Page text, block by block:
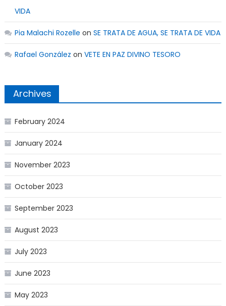
VIDA
Pia Malachi Rozelle on SE TRATA DE AGUA, SE TRATA DE VIDA
Rafael González on VETE EN PAZ DIVINO TESORO
Archives
February 2024
January 2024
November 2023
October 2023
September 2023
August 2023
July 2023
June 2023
May 2023